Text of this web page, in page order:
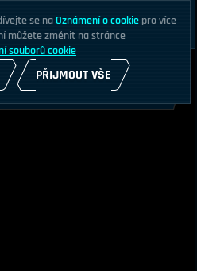
se naOznámení o cookiepro více
můžete změnit na stránce
souborů cookie
PŘIJMOUT VŠE